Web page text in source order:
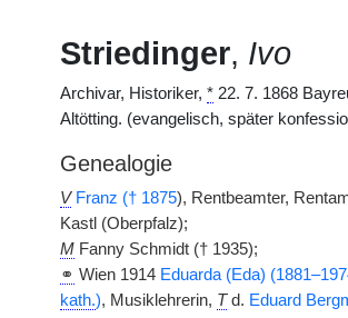
Striedinger, Ivo
Archivar, Historiker, * 22. 7. 1868
Altötting. (evangelisch, später
Genealogie
V Franz († 1875), Rentbeamter,
Kastl (Oberpfalz);
M Fanny Schmidt († 1935);
⚭ Wien 1914 Eduarda (Eda)
kath.), Musiklehrerin, Td. Eduard